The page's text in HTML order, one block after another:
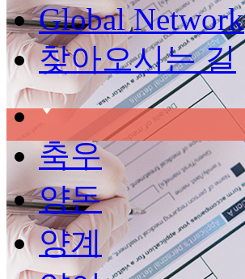
Global Network
찾아오시는 길
축우
양돈
양계